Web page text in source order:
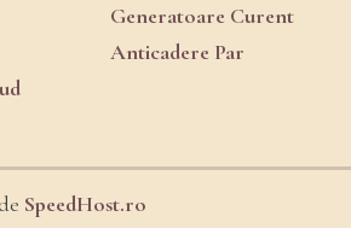
Generatoare Curent
Anticadere Par
SpeedHost.ro